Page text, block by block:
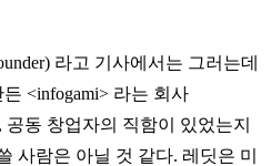
라고 기사에서는 그러는데
든 <infogami> 라는 회사
공동 창업자의 직함이 있었는지
사람은 아닐 것 같다. 레딧은 미